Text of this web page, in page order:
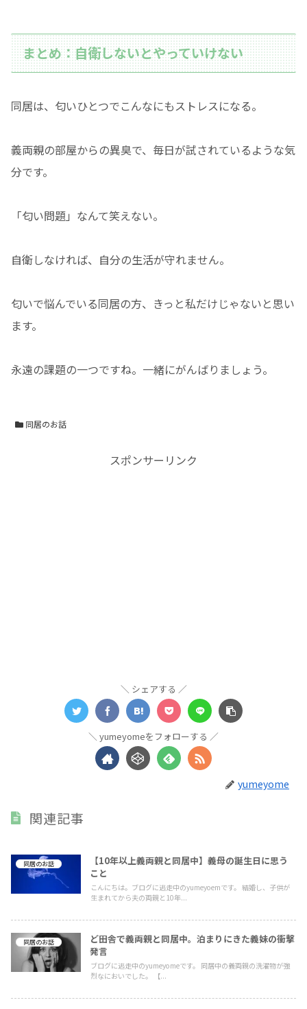
まとめ：自衛しないとやっていけない
同居は、匂いひとつでこんなにもストレスになる。
義両親の部屋からの異臭で、毎日が試されているような気
分です。
「匂い問題」なんて笑えない。
自衛しなければ、自分の生活が守れません。
匂いで悩んでいる同居の方、きっと私だけじゃないと思い
ます。
永遠の課題の一つですね。一緒にがんばりましょう。
同居のお話
スポンサーリンク
シェアする
yumeyomeをフォローする
yumeyome
関連記事
同居のお話
【10年以上義両親と同居中】義母の誕生日に思う
こと
こんにちは。ブログに逃走中のyumeyoemです。 結婚し、子供が
生まれてから夫の両親と10年...
同居のお話
ど田舎で義両親と同居中。泊まりにきた義妹の衝撃
発言
ブログに逃走中のyumeyomeです。 同居中の義両親の洗濯物が強
烈なにおいでした。 【...